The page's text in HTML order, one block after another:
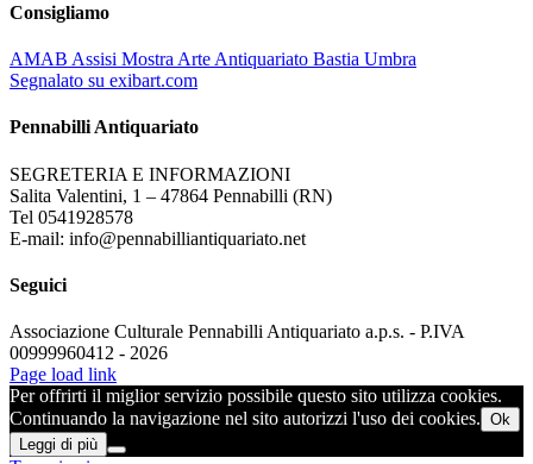
Consigliamo
AMAB Assisi Mostra Arte Antiquariato Bastia Umbra
Segnalato su exibart.com
Pennabilli Antiquariato
SEGRETERIA E INFORMAZIONI
Salita Valentini, 1 – 47864 Pennabilli (RN)
Tel 0541928578
E-mail: info@pennabilliantiquariato.net
Seguici
Associazione Culturale Pennabilli Antiquariato a.p.s. - P.IVA
00999960412 - 2026
Page load link
Per offrirti il miglior servizio possibile questo sito utilizza cookies.
Continuando la navigazione nel sito autorizzi l'uso dei cookies. Ok
Leggi di più